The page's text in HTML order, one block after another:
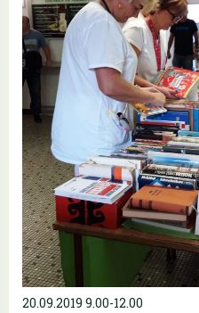
20.09.2019 9.00-12.00